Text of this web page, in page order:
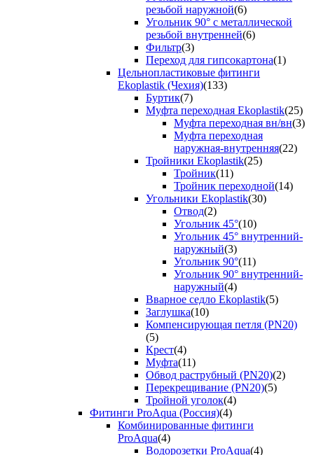
резьбой наружной(6)
Угольник 90° с металлической
резьбой внутренней(6)
Фильтр(3)
Переход для гипсокартона(1)
Цельнопластиковые фитинги
Ekoplastik (Чехия)(133)
Буртик(7)
Муфта переходная Ekoplastik(25)
Муфта переходная вн/вн(3)
Муфта переходная
наружная-внутренняя(22)
Тройники Ekoplastik(25)
Тройник(11)
Тройник переходной(14)
Угольники Ekoplastik(30)
Отвод(2)
Угольник 45°(10)
Угольник 45° внутренний-
наружный(3)
Угольник 90°(11)
Угольник 90° внутренний-
наружный(4)
Вварное седло Ekoplastik(5)
Заглушка(10)
Компенсирующая петля (PN20)
(5)
Крест(4)
Муфта(11)
Обвод раструбный (PN20)(2)
Перекрещивание (PN20)(5)
Тройной уголок(4)
Фитинги ProAqua (Россия)(4)
Комбинированные фитинги
ProAqua(4)
Водорозетки ProAqua(4)